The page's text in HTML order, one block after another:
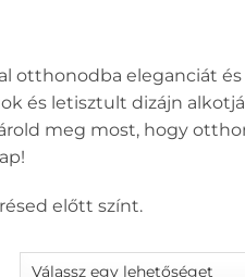
otthonodba eleganciát
és letisztult dizájn
meg most, hogy
előtt színt.